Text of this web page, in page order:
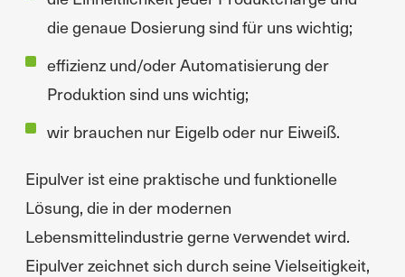
die genaue Dosierung sind für uns wichtig;
effizienz und/oder Automatisierung der
Produktion sind uns wichtig;
wir brauchen nur Eigelb oder nur Eiweiß.
Eipulver ist eine praktische und funktionelle
Lösung, die in der modernen
Lebensmittelindustrie gerne verwendet wird.
Eipulver zeichnet sich durch seine Vielseitigkeit,